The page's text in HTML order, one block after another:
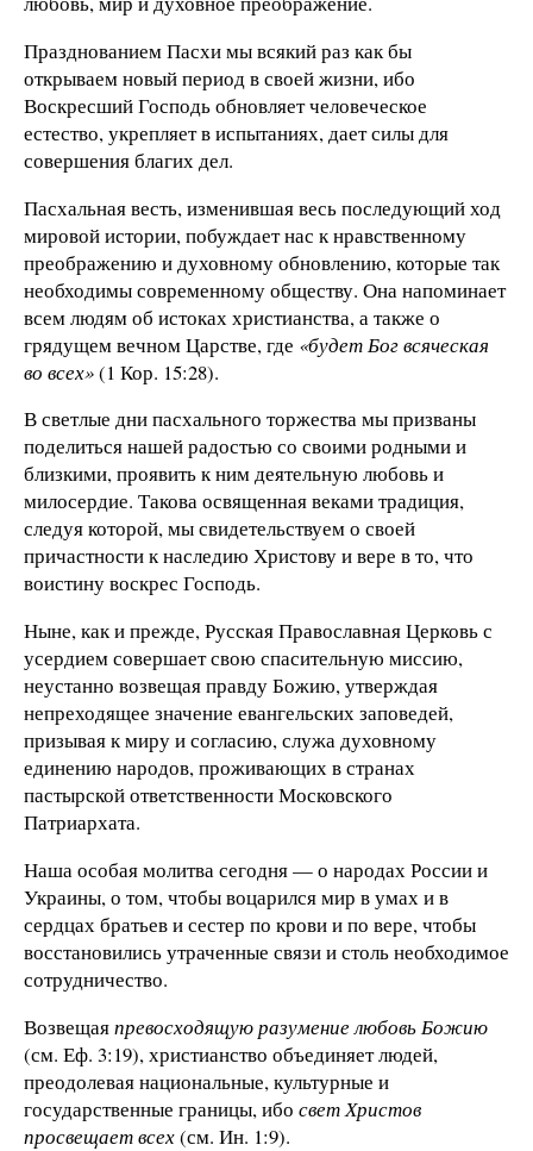
Празднованием Пасхи мы всякий раз как бы
открываем новый период в своей жизни, ибо
Воскресший Господь обновляет человеческое
естество, укрепляет в испытаниях, дает силы для
совершения благих дел.
Пасхальная весть, изменившая весь последующий ход
мировой истории, побуждает нас к нравственному
преображению и духовному обновлению, которые так
необходимы современному обществу. Она напоминает
всем людям об истоках христианства, а также о
грядущем вечном Царстве, где «будет Бог всяческая
во всех»(1 Кор. 15:28).
В светлые дни пасхального торжества мы призваны
поделиться нашей радостью со своими родными и
близкими, проявить к ним деятельную любовь и
милосердие. Такова освященная веками традиция,
следуя которой, мы свидетельствуем о своей
причастности к наследию Христову и вере в то, что
воистину воскрес Господь.
Ныне, как и прежде, Русская Православная Церковь с
усердием совершает свою спасительную миссию,
неустанно возвещая правду Божию, утверждая
непреходящее значение евангельских заповедей,
призывая к миру и согласию, служа духовному
единению народов, проживающих в странах
пастырской ответственности Московского
Патриархата.
Наша особая молитва сегодня — о народах России и
Украины, о том, чтобы воцарился мир в умах и в
сердцах братьев и сестер по крови и по вере, чтобы
восстановились утраченные связи и столь необходимое
сотрудничество.
Возвещаяпревосходящую разумение любовь Божию
(см. Еф. 3:19), христианство объединяет людей,
преодолевая национальные, культурные и
государственные границы, ибо свет Христов
просвещает всех(см. Ин. 1:9).